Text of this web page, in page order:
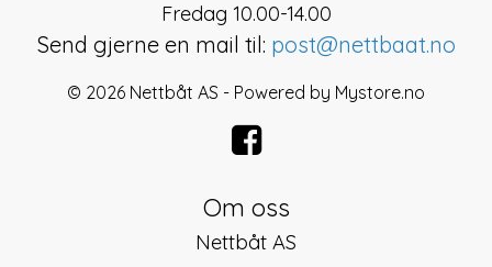
Fredag 10.00-14.00
Send gjerne en mail til: post@nettbaat.no
© 2026 Nettbåt AS - Powered by Mystore.no
Om oss
Nettbåt AS